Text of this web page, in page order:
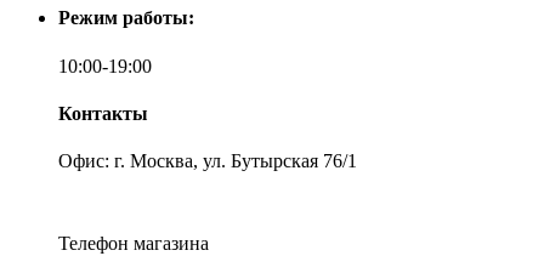
Режим работы:
10:00-19:00
Контакты
Офис: г. Москва, ул. Бутырская 76/1
Телефон магазина